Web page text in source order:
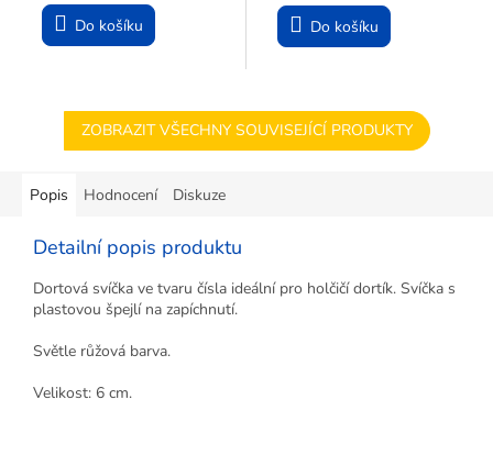
Do košíku Do košíku
ZOBRAZIT VŠECHNY SOUVISEJÍCÍ PRODUKTY
Popis Hodnocení Diskuze
Detailní popis produktu
Dortová svíčka ve tvaru čísla ideální pro holčičí dortík. Svíčka s
plastovou špejlí na zapíchnutí.
Světle růžová barva.
Velikost: 6 cm.